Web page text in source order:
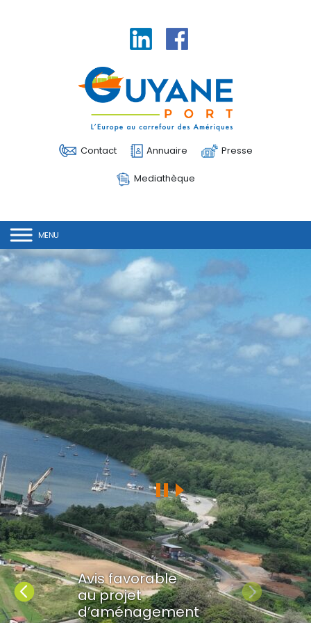
Linkedin
Contact Annuaire Presse
Mediathèque
PrécédentAvis favorable
au projet
d’aménagement
Suivant